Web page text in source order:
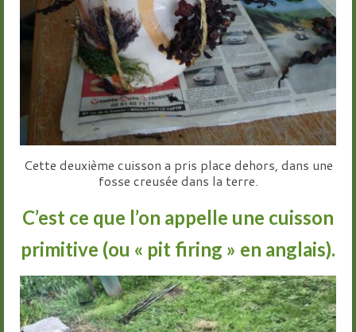
Cette deuxième cuisson a pris place dehors, dans une
fosse creusée dans la terre.
C’est ce que l’on appelle une cuisson
primitive (ou « pit firing » en anglais).